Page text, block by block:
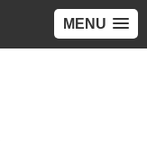
MENU